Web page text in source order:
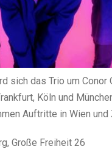
sich das Trio um Conor
Köln und
Auftritte in Wien und
Große Freiheit 26